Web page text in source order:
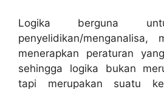
Logika berguna
penyelidikan/menganalisa,
menerapkan peraturan
sehingga logika bukan
tapi merupakan suatu